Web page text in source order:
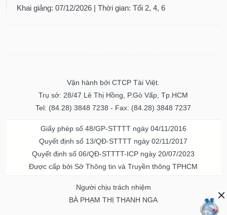
Khai giảng: 07/12/2026 | Thời gian: Tối 2, 4, 6
Vận hành bởi CTCP Tài Việt.
Trụ sở: 28/47 Lê Thị Hồng, P.Gò Vấp, Tp.HCM
Tel: (84.28) 3848 7238 - Fax: (84.28) 3848 7237
Giấy phép số 48/GP-STTTT ngày 04/11/2016
Quyết định số 13/QĐ-STTTT ngày 02/11/2017
Quyết định số 06/QĐ-STTTT-ICP ngày 20/07/2023
Được cấp bởi Sở Thông tin và Truyền thông TPHCM
Người chịu trách nhiệm
BÀ PHẠM THỊ THANH NGA